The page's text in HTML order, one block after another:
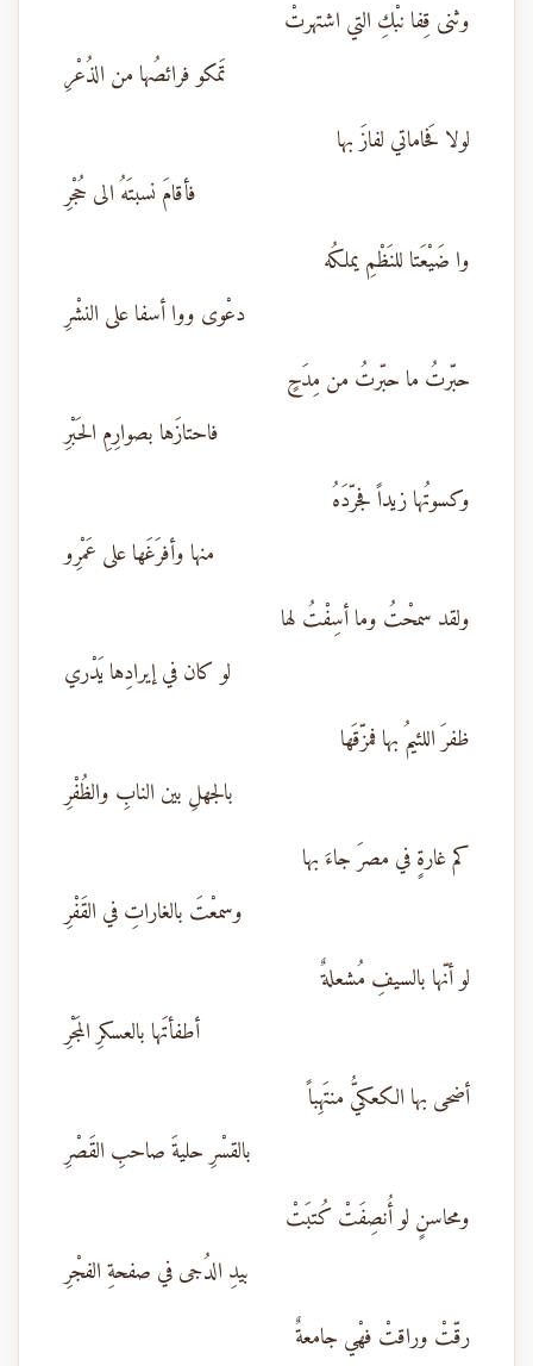
وثنى قِفا نبْكِ التي اشتهرتْ
تَمكو فرائصُها من الذُعْرِ
لولا فَحاماتي لفازَ بها
فأقامَ نسبتَهُ الى حُجْرِ
وا ضَيْعَتا للنَظْمِ يملكُه
دعْوى ووا أسفا على النشْرِ
حبّرتُ ما حبّرتُ من مِدَحٍ
فاحتازَها بصوارِمِ الحَبْرِ
وكسوتُها زيداً فجرّدَهُ
منها وأفرَغَها على عَمْرِو
ولقد سمحْتُ وما أسِفْتُ لها
لو كان في إيرادِها يَدْري
ظفرَ اللئيمُ بها فمزّقَها
بالجهلِ بين النابِ والظُفْرِ
كم غارةٍ في مصرَ جاءَ بها
وسمعْتَ بالغاراتِ في القَفْرِ
لو أنّها بالسيفِ مُشعلةٌ
أطفأتَها بالعسكرِ المَجْرِ
أضحى بها الكعكيُّ منتَهِباً
بالقسْرِ حليةَ صاحبِ القَصْرِ
ومحاسنٍ لو أُنصِفَتْ كُتبَتْ
بيدِ الدُجى في صفحةِ الفجْرِ
رقّتْ وراقتْ فهْي جامعةٌ